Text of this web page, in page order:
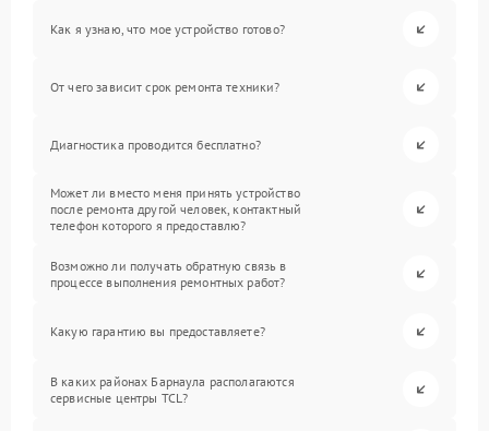
Как я узнаю, что мое устройство готово?
От чего зависит срок ремонта техники?
Диагностика проводится бесплатно?
Может ли вместо меня принять устройство
после ремонта другой человек, контактный
телефон которого я предоставлю?
Возможно ли получать обратную связь в
процессе выполнения ремонтных работ?
Какую гарантию вы предоставляете?
В каких районах Барнаула располагаются
сервисные центры TCL?